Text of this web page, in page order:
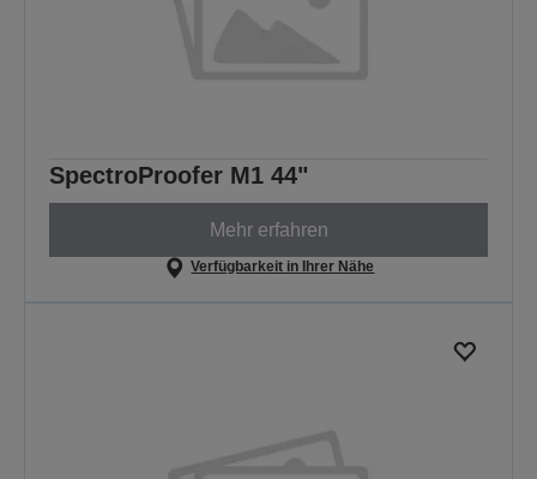
SpectroProofer M1 44"
Mehr erfahren
Verfügbarkeit in Ihrer Nähe